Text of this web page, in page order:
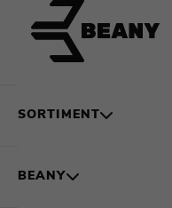
SORTIMENT
BEANY